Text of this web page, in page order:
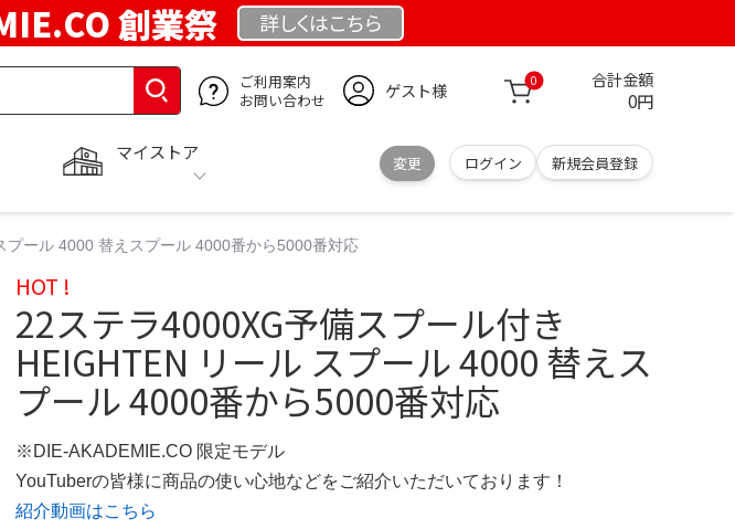
創業祭 詳しくはこちら
ご利用案内
お問い合わせ
ゲスト様 0 合計金額
0円
マイストア
変更 ログイン 新規会員登録
ール 4000 替えスプール 4000番から5000番対応
HOT !
22ステラ4000XG予備スプール付き
HEIGHTEN リール スプール 4000 替えス
プール 4000番から5000番対応
※DIE-AKADEMIE.CO 限定モデル
YouTuberの皆様に商品の使い心地などをご紹介いただいております！
紹介動画はこちら